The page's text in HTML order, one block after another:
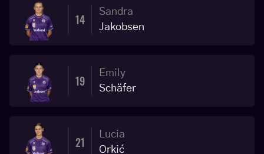
14
Sandra
Jakobsen
19
Emily
Schäfer
21
Lucia
Orkić